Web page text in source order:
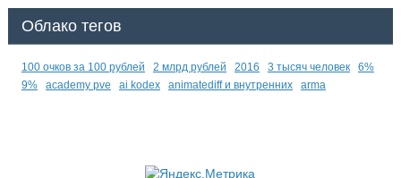
Облако тегов
100 очков за 100 рублей 2 млрд рублей 2016 3 тысяч человек
6%
9%
academy pve ai kodex animatediff и внутренних arma